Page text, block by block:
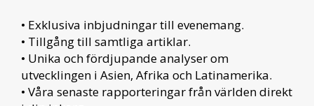
• Exklusiva inbjudningar till evenemang.
• Tillgång till samtliga artiklar.
• Unika och fördjupande analyser om
utvecklingen i Asien, Afrika och Latinamerika.
• Våra senaste rapporteringar från världen direkt